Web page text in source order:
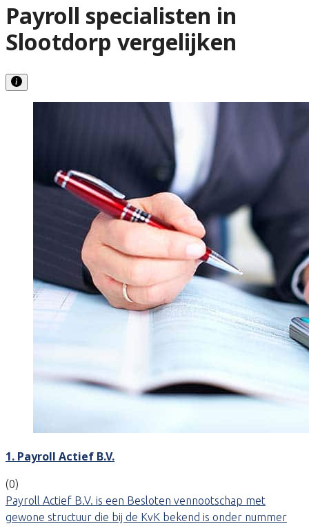
Payroll specialisten in
Slootdorp vergelijken
1. Payroll Actief B.V.
(0)
Payroll Actief B.V. is een Besloten vennootschap met
gewone structuur die bij de KvK bekend is onder nummer